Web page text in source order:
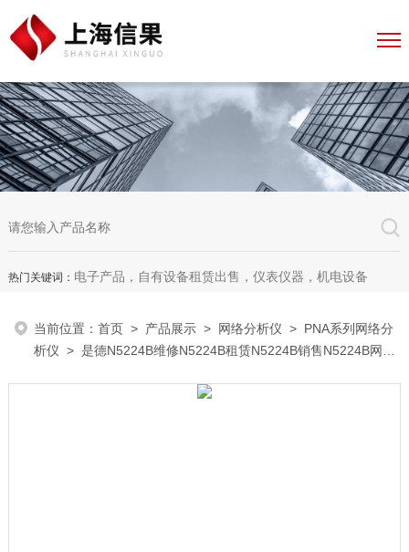
热门关键词： 电子产品，自有设备租赁出售，仪表仪器，机电设备
当前位置：首页 > 产品展示 > 网络分析仪 > PNA系列网络分
析仪 > 是德N5224B维修N5224B租赁N5224B销售N5224B网络